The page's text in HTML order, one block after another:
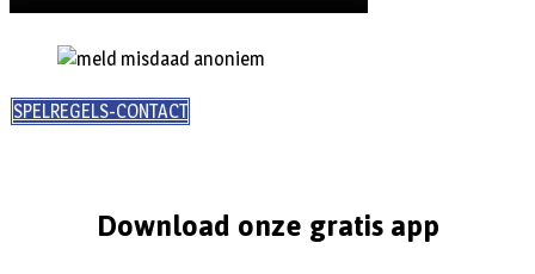
SPELREGELS-CONTACT
Download onze gratis app